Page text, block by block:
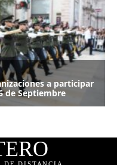
DE DISTANCIA